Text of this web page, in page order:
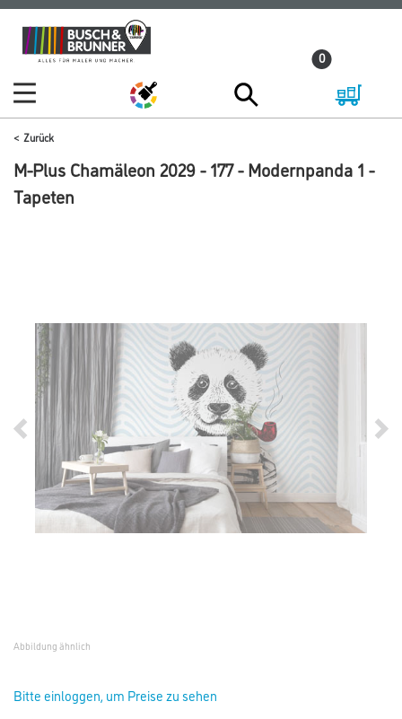
Zum
Inhalt
Zum
Navigationsmenü
0
Zurück
M-Plus Chamäleon 2029 - 177 - Modernpanda 1 -
Tapeten
Abbildung ähnlich
Bitte einloggen, um Preise zu sehen